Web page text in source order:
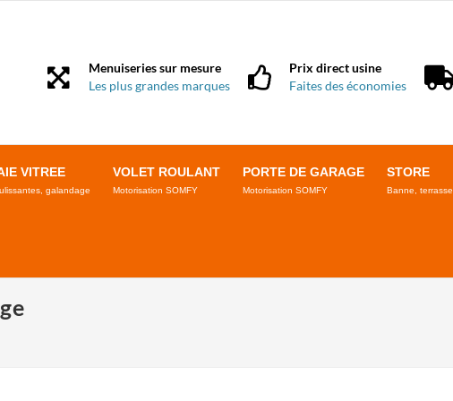
Menuiseries sur mesure
Les plus grandes marques
Prix direct usine
Faites des économies
VITREE
galandage
VOLET ROULANT
Motorisation SOMFY
PORTE DE GARAGE
Motorisation SOMFY
STORE
Banne, terrasse